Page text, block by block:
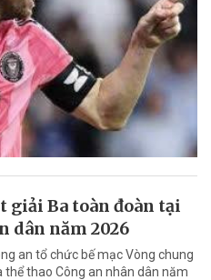
giải Ba toàn đoàn tại
dân năm 2026
an tổ chức bế mạc Vòng chung
thể thao Công an nhân dân năm